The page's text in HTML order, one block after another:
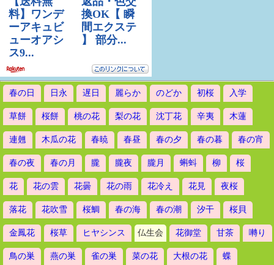
春の日 日永 遅日 麗らか のどか 初桜 入学
草餅 桜餅 桃の花 梨の花 沈丁花 辛夷 木蓮
連翹 木瓜の花 春暁 春昼 春の夕 春の暮 春の宵
春の夜 春の月 朧 朧夜 朧月 蝌蚪 柳 桜
花 花の雲 花曇 花の雨 花冷え 花見 夜桜
落花 花吹雪 桜鯛 春の海 春の潮 汐干 桜貝
金鳳花 桜草 ヒヤシンス 仏生会 花御堂 甘茶 囀り
鳥の巣 燕の巣 雀の巣 菜の花 大根の花 蝶